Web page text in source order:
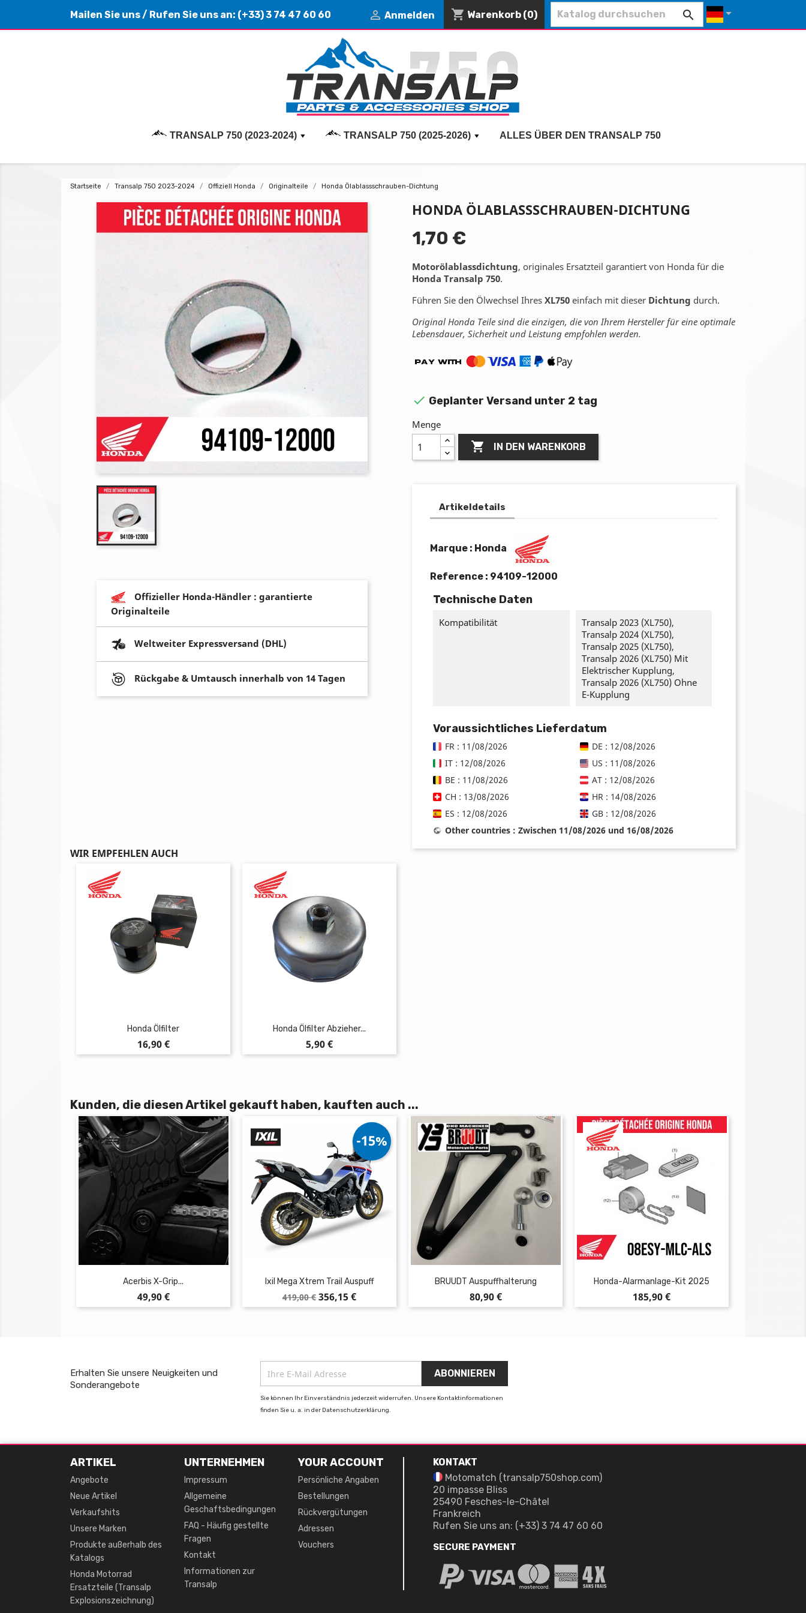
Mailen Sie uns/ Rufen Sie uns an: (+33) 3 74 47 60 60  Anmelden shopping_cart Warenkorb (0)  
TRANSALP 750 (2023-2024) TRANSALP 750 (2025-2026) ALLES ÜBER DEN TRANSALP 750
Startseite Transalp 750 2023-2024 Offiziell Honda Originalteile Honda Ölablassschrauben-Dichtung
Offizieller Honda-Händler : garantierte
Originalteile
Weltweiter Expressversand (DHL)
Rückgabe & Umtausch innerhalb von 14 Tagen
HONDA ÖLABLASSSCHRAUBEN-DICHTUNG
1,70 €
Motorölablassdichtung, originales Ersatzteil garantiert von Honda für die
Honda Transalp 750.
Führen Sie den Ölwechsel Ihres XL750 einfach mit dieser Dichtung durch.
Original Honda Teile sind die einzigen, die von Ihrem Hersteller für eine optimale
Lebensdauer, Sicherheit und Leistung empfohlen werden.
 Geplanter Versand unter 2 tag
Menge
 IN DEN WARENKORB
Artikeldetails
Marque : Honda
Reference : 94109-12000
Technische Daten
Kompatibilität
Transalp 2023 (XL750),
Transalp 2024 (XL750),
Transalp 2025 (XL750),
Transalp 2026 (XL750) Mit
Elektrischer Kupplung,
Transalp 2026 (XL750) Ohne
E-Kupplung
Voraussichtliches Lieferdatum
FR : 11/08/2026
DE : 12/08/2026
IT : 12/08/2026
US : 11/08/2026
BE : 11/08/2026
AT : 12/08/2026
CH : 13/08/2026
HR : 14/08/2026
ES : 12/08/2026
GB : 12/08/2026
Other countries : Zwischen 11/08/2026 und 16/08/2026
WIR EMPFEHLEN AUCH
Honda Ölfilter
Preis
16,90 €
Honda Ölfilter Abzieher...
Preis
5,90 €
Kunden, die diesen Artikel gekauft haben, kauften auch ...
Acerbis X-Grip...
Preis
49,90 €
Ixil Mega Xtrem Trail Auspuff
Verkaufspreis
419,00 €
-15%
Preis
356,15 €
BRUUDT Auspuffhalterung
Preis
80,90 €
Honda-Alarmanlage-Kit 2025
Preis
185,90 €
Erhalten Sie unsere Neuigkeiten und
Sonderangebote
Sie können Ihr Einverständnis jederzeit widerrufen. Unsere Kontaktinformationen
finden Sie u. a. in der Datenschutzerklärung.
ARTIKEL
Angebote
Neue Artikel
Verkaufshits
Unsere Marken
Produkte außerhalb des
Katalogs
Honda Motorrad
Ersatzteile (Transalp
Explosionszeichnung)
UNTERNEHMEN
Impressum
Allgemeine
Geschaftsbedingungen
FAQ - Häufig gestellte
Fragen
Kontakt
Informationen zur
Transalp
YOUR ACCOUNT
Persönliche Angaben
Bestellungen
Rückvergütungen
Adressen
Vouchers
KONTAKT
Motomatch (transalp750shop.com)
20 impasse Bliss
25490 Fesches-le-Châtel
Frankreich
Rufen Sie uns an: (+33) 3 74 47 60 60
SECURE PAYMENT